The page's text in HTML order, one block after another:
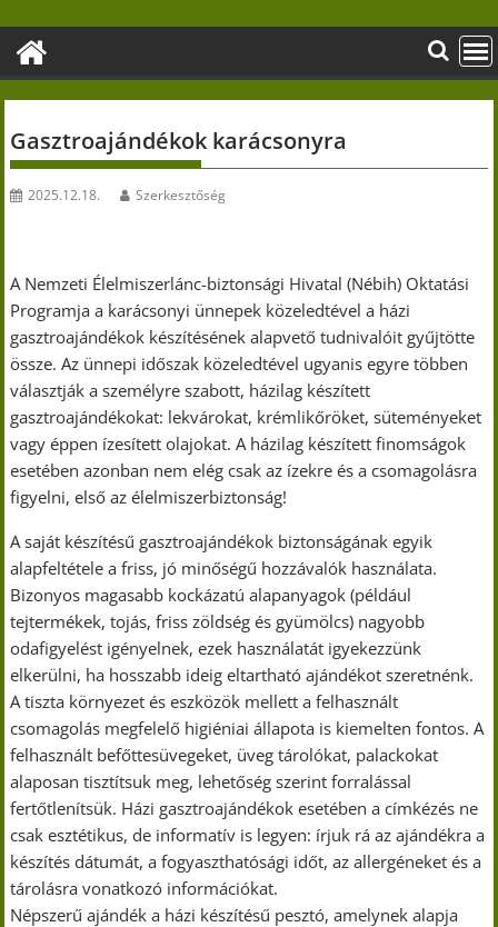
content
Gasztroajándékok karácsonyra
2025.12.18. Szerkesztőség
A Nemzeti Élelmiszerlánc-biztonsági Hivatal (Nébih) Oktatási
Programja a karácsonyi ünnepek közeledtével a házi
gasztroajándékok készítésének alapvető tudnivalóit gyűjtötte
össze. Az ünnepi időszak közeledtével ugyanis egyre többen
választják a személyre szabott, házilag készített
gasztroajándékokat: lekvárokat, krémlikőröket, süteményeket
vagy éppen ízesített olajokat. A házilag készített finomságok
esetében azonban nem elég csak az ízekre és a csomagolásra
figyelni, első az élelmiszerbiztonság!
A saját készítésű gasztroajándékok biztonságának egyik
alapfeltétele a friss, jó minőségű hozzávalók használata.
Bizonyos magasabb kockázatú alapanyagok (például
tejtermékek, tojás, friss zöldség és gyümölcs) nagyobb
odafigyelést igényelnek, ezek használatát igyekezzünk
elkerülni, ha hosszabb ideig eltartható ajándékot szeretnénk.
A tiszta környezet és eszközök mellett a felhasznált
csomagolás megfelelő higiéniai állapota is kiemelten fontos. A
felhasznált befőttesüvegeket, üveg tárolókat, palackokat
alaposan tisztítsuk meg, lehetőség szerint forralással
fertőtlenítsük. Házi gasztroajándékok esetében a címkézés ne
csak esztétikus, de informatív is legyen: írjuk rá az ajándékra a
készítés dátumát, a fogyaszthatósági időt, az allergéneket és a
tárolásra vonatkozó információkat.
Népszerű ajándék a házi készítésű pesztó, amelynek alapja